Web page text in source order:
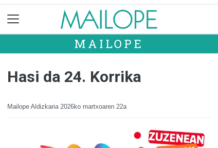
MAILOPE
Hasi da 24. Korrika
Mailope Aldizkaria 2026ko martxoaren 22a